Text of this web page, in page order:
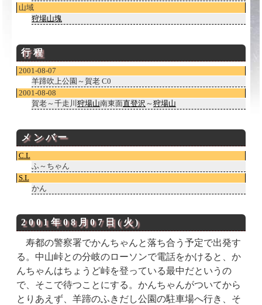
山域
狩場山塊
行程
2001-08-07
羊蹄吹上公園～賀老 C0
2001-08-08
賀老～千走川 狩場山南東面直登沢 ～ 狩場山
メンバー
C.L
ふ～ちゃん
S.L
かん
2001年08月07日(火)
寿都の警察署でかんちゃんと落ち合う予定で出発す
る。中山峠との分岐のローソンで電話をかけると、か
んちゃんはちょうど峠を登っている最中だというの
で、そこで待つことにする。かんちゃんがついてから
とりあえず、羊蹄のふきだし公園の駐車場へ行き、そ